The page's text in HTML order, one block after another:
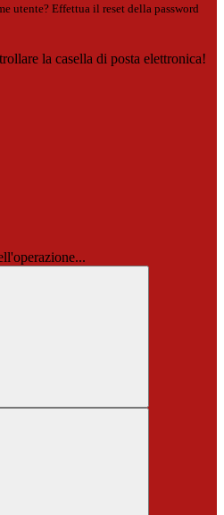
utente? Effettua il reset della password
la casella di posta elettronica!